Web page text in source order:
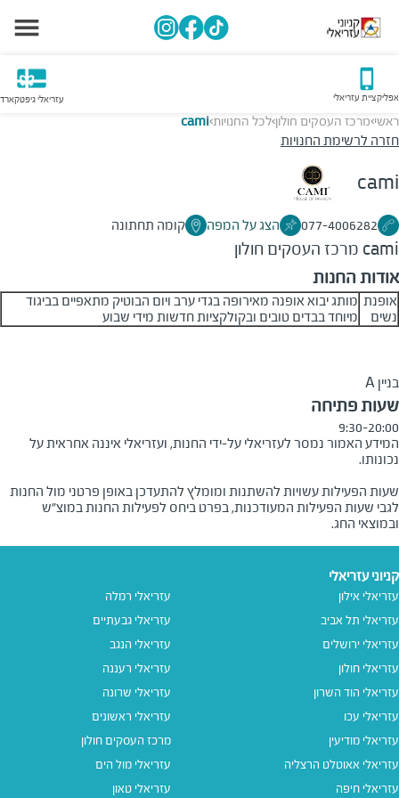
אפליקציית עזריאלי עזריאלי גיפטקארד
ראשי>מרכז העסקים חולון>לכל החנויות>
cami
חזרה לרשימת החנויות
cami
077-4006282 הצג על המפה קומה תחתונה
cami מרכז העסקים חולון
אודות החנות
אופנת
נשים
מותג יבוא אופנה מאירופה בגדי ערב ויום הבוטיק מתאפיים בביגוד
מיוחד בבדים טובים ובקולקציות חדשות מידי שבוע
בניין A
שעות פתיחה
9:30-20:00
המידע האמור נמסר לעזריאלי על-ידי החנות, ועזריאלי איננה אחראית על
שעות הפעילות עשויות להשתנות ומומלץ להתעדכן באופן פרטני מול החנות
לגבי שעות הפעילות המעודכנות, בפרט ביחס לפעילות החנות במוצ"ש
ובמוצאי החג.
קניוני עזריאלי
עזריאלי אילון
עזריאלי תל אביב
עזריאלי ירושלים
עזריאלי חולון
עזריאלי הוד השרון
עזריאלי עכו
עזריאלי מודיעין
עזריאלי אאוטלט הרצליה
עזריאלי חיפה
עזריאלי רמלה
עזריאלי גבעתיים
עזריאלי הנגב
עזריאלי רעננה
עזריאלי שרונה
עזריאלי ראשונים
מרכז העסקים חולון
עזריאלי מול הים
עזריאלי טאון